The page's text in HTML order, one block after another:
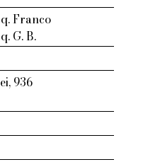
Franco
G. B.
936